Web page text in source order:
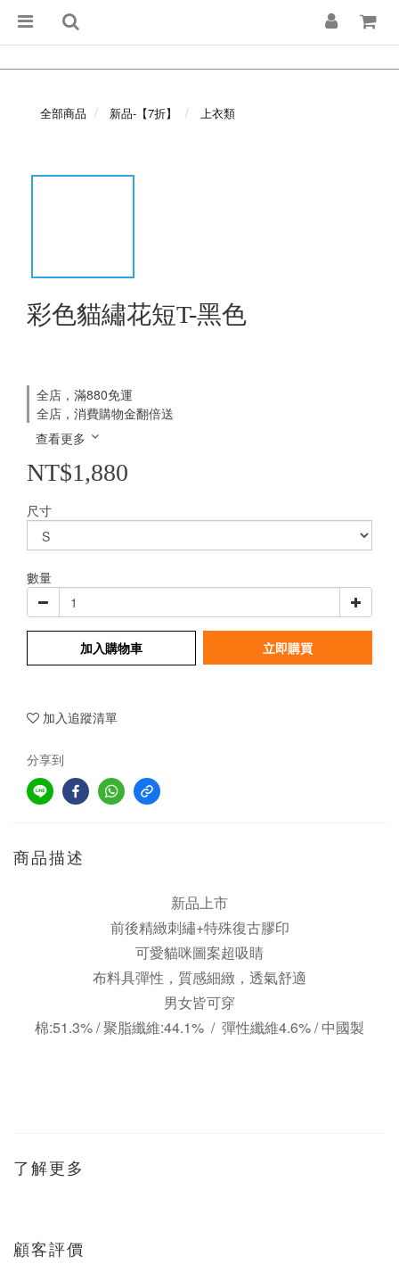
全部商品 新品-【7折】 上衣類
彩色貓繡花短T-黑色
全店，滿880免運
全店，消費購物金翻倍送
查看更多
NT$1,880
尺寸
數量
加入購物車 立即購買
加入追蹤清單
分享到
商品描述
新品上市
前後精緻刺繡+特殊復古膠印
可愛貓咪圖案超吸睛
布料具彈性，質感細緻，透氣舒適
男女皆可穿
棉:51.3% / 聚脂纖維:44.1% / 彈性纖維4.6% /中國製
了解更多
顧客評價